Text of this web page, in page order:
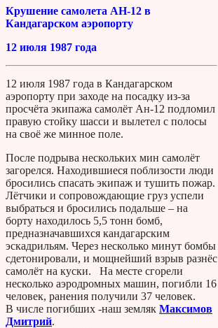
Крушение самолета АН-12 в
Кандагарском аэропорту
12 июля 1987 года
12 июля 1987 года в Кандагарском
аэропорту при заходе на посадку из-за
просчёта экипажа самолёт Ан-12 подломил
правую стойку шасси и вылетел с полосы
на своё же минное поле.
После подрыва нескольких мин самолёт
загорелся. Находившиеся поблизости люди
бросились спасать экипаж и тушить пожар.
Лётчики и сопровождающие груз успели
выбраться и бросились подальше – на
борту находилось 5,5 тонн бомб,
предназначавшихся кандагарским
эскадрильям. Через несколько минут бомбы
сдетонировали, и мощнейший взрыв разнёс
самолёт на куски.
На месте сгорели
несколько аэродромных машин, погибли 16
человек, ранения получили 37 человек.
В числе погибших -наш земляк Максимов
Дмитрий.